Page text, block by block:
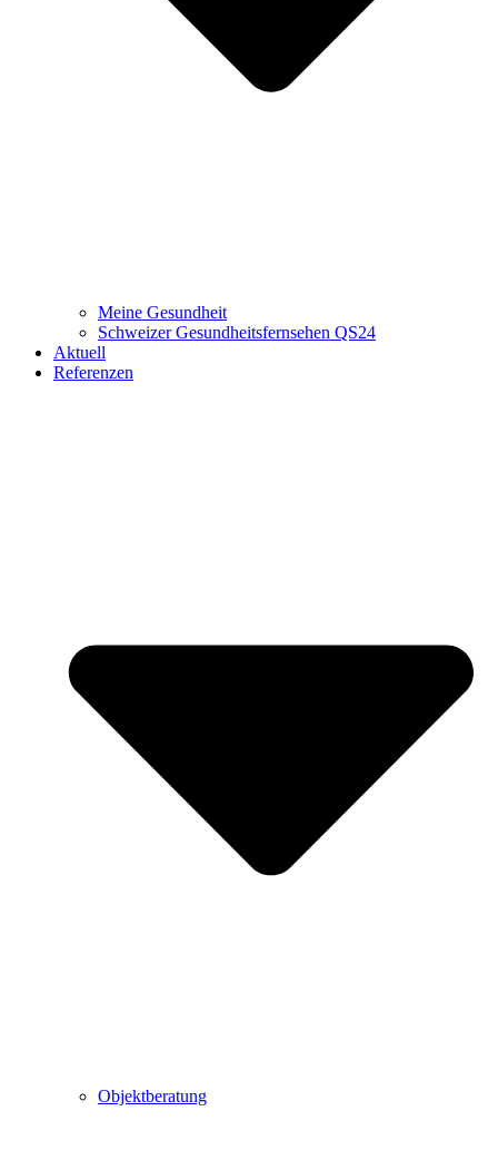
Meine Gesundheit
Schweizer Gesundheitsfernsehen QS24
Aktuell
Referenzen
Objektberatung